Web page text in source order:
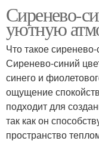
Сиренево-
уютную
Что такое
Сиренево-синий
синего и
ощущение
подходит для
так как он
пространство